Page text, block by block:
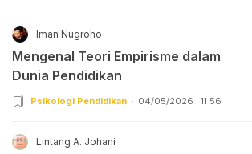
Iman Nugroho
Mengenal Teori Empirisme dalam
Dunia Pendidikan
Psikologi Pendidikan 04/05/2026 | 11:56
Lintang A. Johani